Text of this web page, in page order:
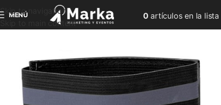
Skip to navigation
Skip to main content
MENÚ 0artículosen la lista